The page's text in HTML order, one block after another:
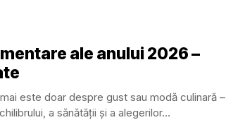
ale anului 2026 –
este doar despre gust sau modă culinară –
a sănătății și a alegerilor...